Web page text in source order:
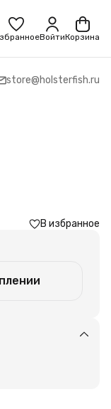
ВойтиКорзина
store@holsterfish.ru
В избранное